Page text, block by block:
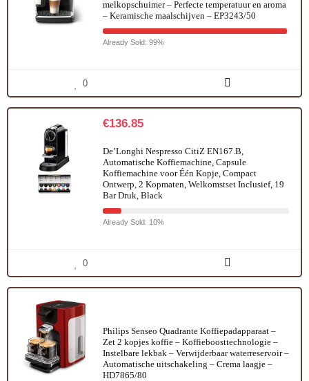
melkopschuimer – Perfecte temperatuur en aroma
– Keramische maalschijven – EP3243/50
Already Sold: 99%
0
€136.85
De’Longhi Nespresso CitiZ EN167.B,
Automatische Koffiemachine, Capsule
Koffiemachine voor Één Kopje, Compact
Ontwerp, 2 Kopmaten, Welkomstset Inclusief, 19
Bar Druk, Black
Already Sold: 10%
0
Philips Senseo Quadrante Koffiepadapparaat –
Zet 2 kopjes koffie – Koffieboosttechnologie –
Instelbare lekbak – Verwijderbaar waterreservoir –
Automatische uitschakeling – Crema laagje –
HD7865/80